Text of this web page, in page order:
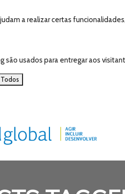
a realizar certas
são usados para entregar aos